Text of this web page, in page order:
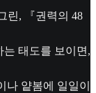
린, 『권력의 48
는 태도를 보이면,
나 얕봄에 일일이